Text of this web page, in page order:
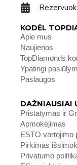
KODĖL
Apie mus
Naujienos
TopDiamonds
Ypatingi
Paslaugos
DAŽNIAUSIAI
Pristatymas ir
Apmokėjimas
ESTO vartojimo
Pirkimas
Privatumo